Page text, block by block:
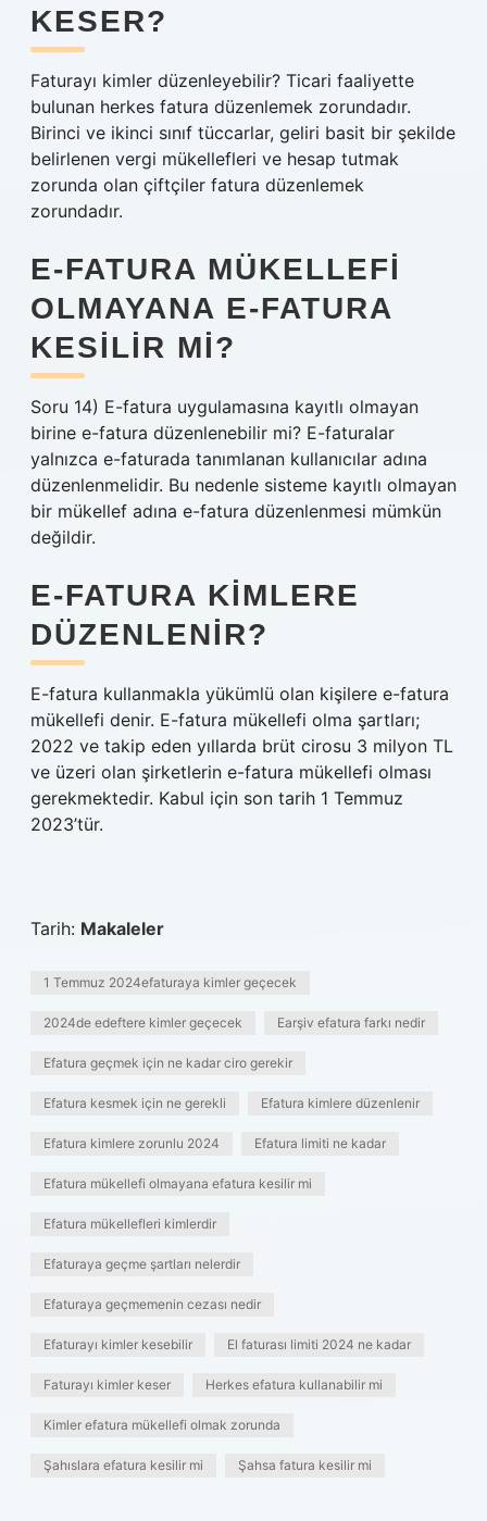
KESER?
Faturayı kimler düzenleyebilir? Ticari faaliyette
bulunan herkes fatura düzenlemek zorundadır.
Birinci ve ikinci sınıf tüccarlar, geliri basit bir şekilde
belirlenen vergi mükellefleri ve hesap tutmak
zorunda olan çiftçiler fatura düzenlemek
zorundadır.
E-FATURA MÜKELLEFI
OLMAYANA E-FATURA
KESILIR MI?
Soru 14) E-fatura uygulamasına kayıtlı olmayan
birine e-fatura düzenlenebilir mi? E-faturalar
yalnızca e-faturada tanımlanan kullanıcılar adına
düzenlenmelidir. Bu nedenle sisteme kayıtlı olmayan
bir mükellef adına e-fatura düzenlenmesi mümkün
değildir.
E-FATURA KIMLERE
DÜZENLENIR?
E-fatura kullanmakla yükümlü olan kişilere e-fatura
mükellefi denir. E-fatura mükellefi olma şartları;
2022 ve takip eden yıllarda brüt cirosu 3 milyon TL
ve üzeri olan şirketlerin e-fatura mükellefi olması
gerekmektedir. Kabul için son tarih 1 Temmuz
2023’tür.
Tarih: Makaleler
1 Temmuz 2024efaturaya kimler geçecek
2024de edeftere kimler geçecek Earşiv efatura farkı nedir
Efatura geçmek için ne kadar ciro gerekir
Efatura kesmek için ne gerekli Efatura kimlere düzenlenir
Efatura kimlere zorunlu 2024 Efatura limiti ne kadar
Efatura mükellefi olmayana efatura kesilir mi
Efatura mükellefleri kimlerdir
Efaturaya geçme şartları nelerdir
Efaturaya geçmemenin cezası nedir
Efaturayı kimler kesebilir El faturası limiti 2024 ne kadar
Faturayı kimler keser Herkes efatura kullanabilir mi
Kimler efatura mükellefi olmak zorunda
Şahıslara efatura kesilir mi Şahsa fatura kesilir mi